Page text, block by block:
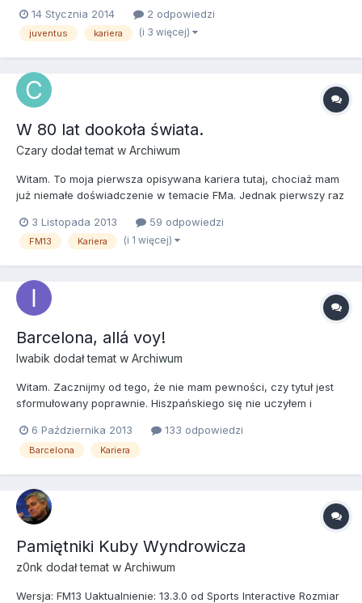
prasowej - przywitał wszystkich rzecznik prasowy. W
dzisiejszym spotkaniu Sampdoria Genua pokonała na własnym
14 Stycznia 2014 2 odpowiedzi
juventus kariera (i 3 więcej)
W 80 lat dookoła świata.
Czary dodał temat w Archiwum
Witam. To moja pierwsza opisywana kariera tutaj, chociaż mam
już niemałe doświadczenie w temacie FMa. Jednak pierwszy raz
zdobycie Ligi Mistrzów na pięciu różnych kontynentach, a celem
pobocznym, zdobycie także mistrzostwa kraju na każdy...
3 Listopada 2013 59 odpowiedzi
FM13 Kariera (i 1 więcej)
Barcelona, ​​allá voy!
Iwabik dodał temat w Archiwum
Witam. Zacznijmy od tego, że nie mam pewności, czy tytuł jest
sformułowany poprawnie. Hiszpańskiego się nie uczyłem i
to znaczyć coś w stylu "Barcelono, nadchodzę!". Chciałem, żeby
tytuł wyglądał ciekawie. Wziąłem z Google tłumacza, wi...
6 Października 2013 133 odpowiedzi
Barcelona Kariera
Pamiętniki Kuby Wyndrowicza
z0nk dodał temat w Archiwum
Wersja: FM13 Uaktualnienie: 13.3.0 od Sports Interactive Rozmiar